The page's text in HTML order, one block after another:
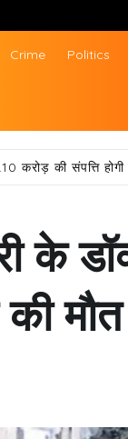
Crime Politics
करोड़ की संपत्ति
के
मौत